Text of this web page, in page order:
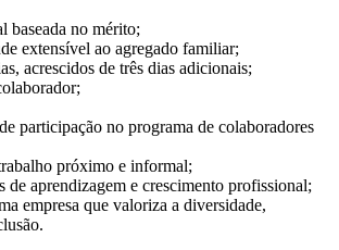
baseada no mérito;
extensível ao agregado familiar;
acrescidos de três dias adicionais;
participação no programa de colaboradores
próximo e informal;
de aprendizagem e crescimento profissional;
empresa que valoriza a diversidade,